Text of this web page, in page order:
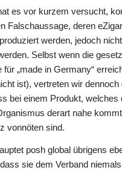
es vor kurzem versucht,
Falschaussage, deren
werden, jedoch nicht
Selbst wenn die
für „made in Germany“
ist), vertreten wir dennoch
bei einem Produkt, welches
derart nahe
vonnöten sind.
posh global übrigens
sie dem Verband